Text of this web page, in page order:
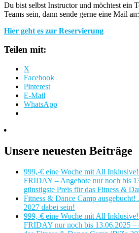
Du bist selbst Instructor und möchtest ein
Teams sein, dann sende gerne eine Mail an:
Hier geht es zur Reservierung
Teilen mit:
X
Facebook
Pinterest
E-Mail
WhatsApp
Unsere neuesten Beiträge
999,-€ eine Woche mit All
FRIDAY – Angebote nur noch bis
günstigste Preis für das Fitness &
Fitness & Dance Camp ausgebucht!
2027 dabei sein!
999,-€ eine Woche mit All
FRIDAY nur noch bis 13.06.2025 –